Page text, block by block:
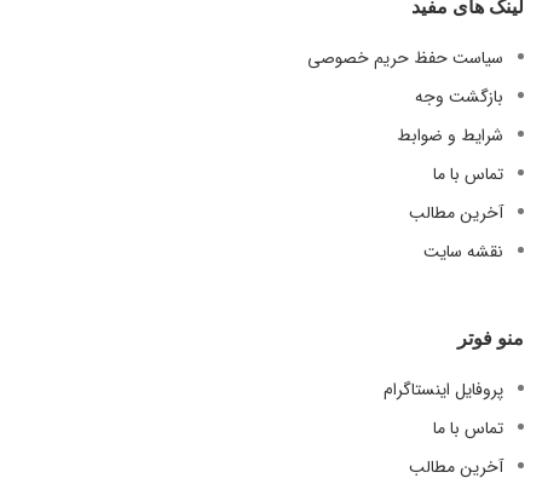
لینک های مفید
سیاست حفظ حریم خصوصی
بازگشت وجه
شرایط و ضوابط
تماس با ما
آخرین مطالب
نقشه سایت
منو فوتر
پروفایل اینستاگرام
تماس با ما
آخرین مطالب